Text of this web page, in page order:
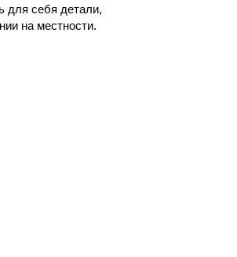
для себя детали,
на местности.